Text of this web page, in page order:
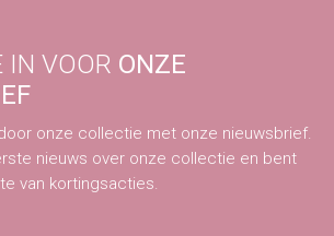
IN VOOR ONZE
onze collectie met onze nieuwsbrief.
nieuws over onze collectie en bent
van kortingsacties.